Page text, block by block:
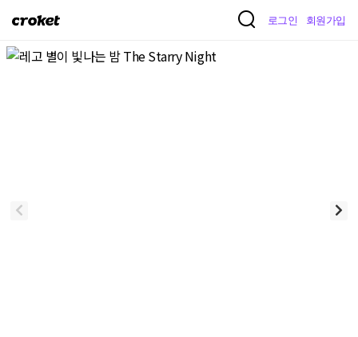
크
켓
로그인 회원가입